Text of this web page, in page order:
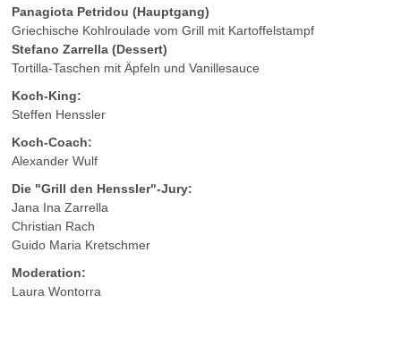
Panagiota Petridou (Hauptgang)
Griechische Kohlroulade vom Grill mit Kartoffelstampf
Stefano Zarrella (Dessert)
Tortilla-Taschen mit Äpfeln und Vanillesauce
Koch-King:
Steffen Henssler
Koch-Coach:
Alexander Wulf
Die "Grill den Henssler"-Jury:
Jana Ina Zarrella
Christian Rach
Guido Maria Kretschmer
Moderation:
Laura Wontorra